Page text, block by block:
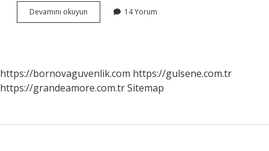
Devamını okuyun
Kervan
14 Yorum
https://bornovaguvenlik.com https://gulsene.com.tr
https://grandeamore.com.trSitemap